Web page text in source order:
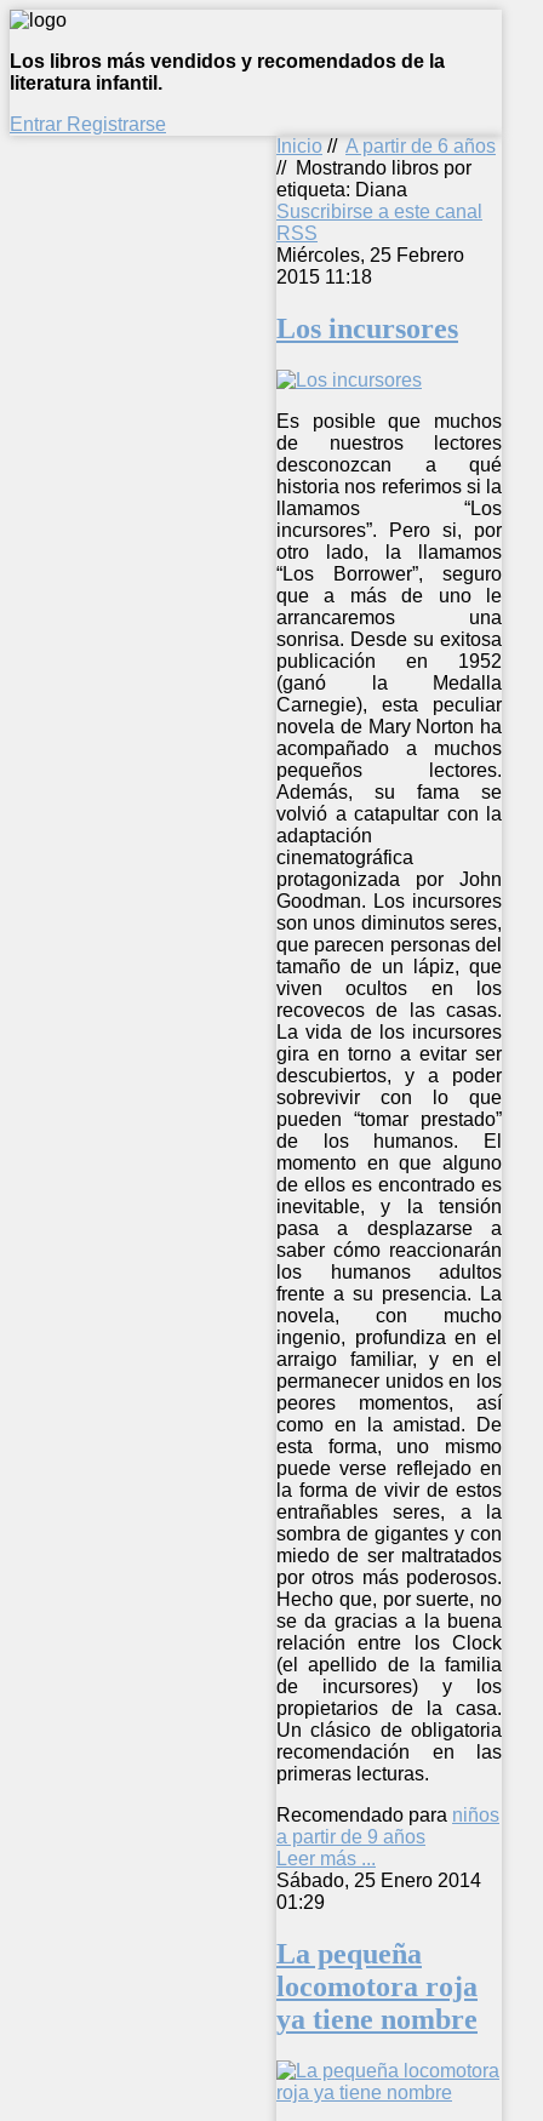
Los libros más vendidos y recomendados de la
literatura infantil.
Entrar Registrarse
Inicio // A partir de 6 años
// Mostrando libros por
etiqueta: Diana
Suscribirse a este canal
RSS
Miércoles, 25 Febrero
2015 11:18
Los incursores
Es posible que muchos
de nuestros lectores
desconozcan a qué
historia nos referimos si la
llamamos “Los
incursores”. Pero si, por
otro lado, la llamamos
“Los Borrower”, seguro
que a más de uno le
arrancaremos una
sonrisa. Desde su exitosa
publicación en 1952
(ganó la Medalla
Carnegie), esta peculiar
novela de Mary Norton ha
acompañado a muchos
pequeños lectores.
Además, su fama se
volvió a catapultar con la
adaptación
cinematográfica
protagonizada por John
Goodman. Los incursores
son unos diminutos seres,
que parecen personas del
tamaño de un lápiz, que
viven ocultos en los
recovecos de las casas.
La vida de los incursores
gira en torno a evitar ser
descubiertos, y a poder
sobrevivir con lo que
pueden “tomar prestado”
de los humanos. El
momento en que alguno
de ellos es encontrado es
inevitable, y la tensión
pasa a desplazarse a
saber cómo reaccionarán
los humanos adultos
frente a su presencia. La
novela, con mucho
ingenio, profundiza en el
arraigo familiar, y en el
permanecer unidos en los
peores momentos, así
como en la amistad. De
esta forma, uno mismo
puede verse reflejado en
la forma de vivir de estos
entrañables seres, a la
sombra de gigantes y con
miedo de ser maltratados
por otros más poderosos.
Hecho que, por suerte, no
se da gracias a la buena
relación entre los Clock
(el apellido de la familia
de incursores) y los
propietarios de la casa.
Un clásico de obligatoria
recomendación en las
primeras lecturas.
Recomendado para niños
a partir de 9 años
Leer más ...
Sábado, 25 Enero 2014
01:29
La pequeña
locomotora roja
ya tiene nombre